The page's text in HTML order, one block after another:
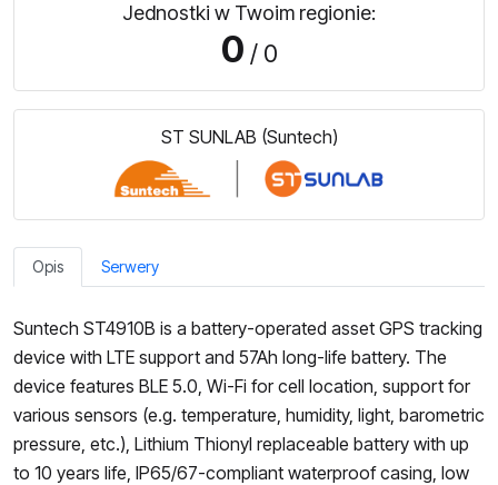
Jednostki w Twoim regionie:
0 / 0
ST SUNLAB (Suntech)
Opis Serwery
Suntech ST4910B is a battery-operated asset GPS tracking
device with LTE support and 57Ah long-life battery. The
device features BLE 5.0, Wi-Fi for cell location, support for
various sensors (e.g. temperature, humidity, light, barometric
pressure, etc.), Lithium Thionyl replaceable battery with up
to 10 years life, IP65/67-compliant waterproof casing, low